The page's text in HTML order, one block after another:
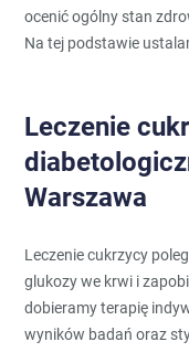
ocenić ogólny stan
Na tej podstawie
Leczenie
Warszawa
Leczenie cukrzycy
glukozy we krwi i
dobieramy terapię
wyników badań oraz